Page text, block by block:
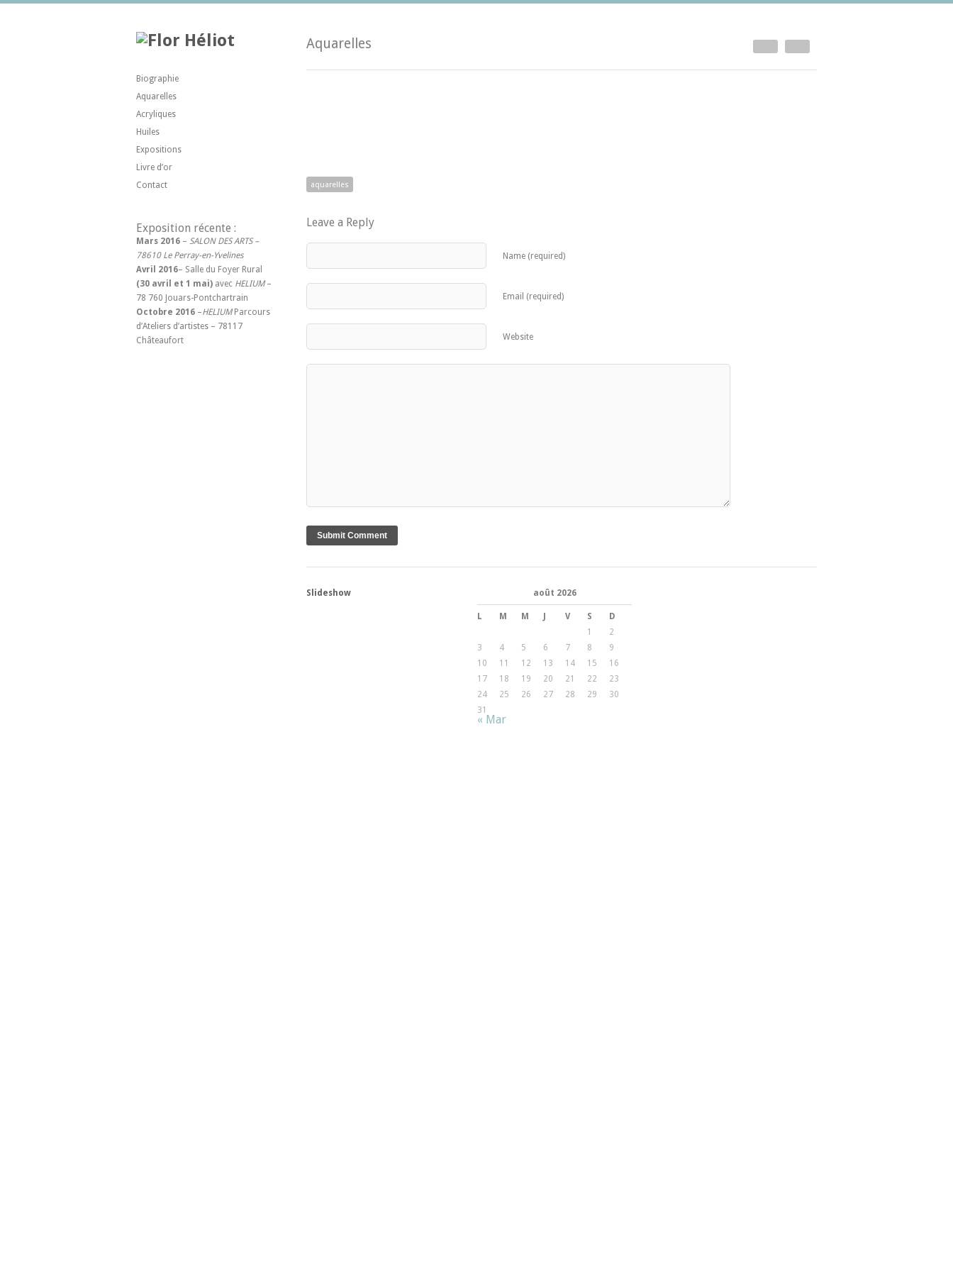
Biographie
Aquarelles
Acryliques
Huiles
Expositions
Livre d’or
Contact
Exposition récente :
Mars 2016 – SALON DES ARTS –
78610 Le Perray-en-Yvelines
Avril 2016– Salle du Foyer Rural
(30 avril et 1 mai) avec HELIUM–
78 760 Jouars-Pontchartrain
Octobre 2016 –HELIUM Parcours
d’Ateliers d’artistes – 78117
Châteaufort
Aquarelles
aquarelles
Leave a Reply
Name (required)
Email (required)
Website
Slideshow août 2026
L M M V S
D
1
2
3
4 5 6 7 8
9
10
11 12 13 14 15
16
17
18 19 20 21 22
23
24
25 26 27 28 29
30
31
« Mar